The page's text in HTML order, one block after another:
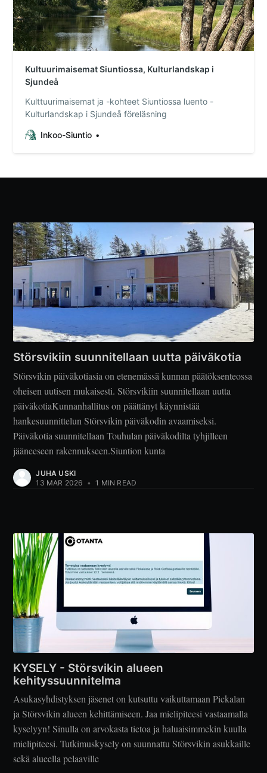
Kultuurimaisemat Siuntiossa, Kulturlandskap i
Sjundeå
Kulttuurimaisemat ja -kohteet Siuntiossa luento -
Kulturlandskap i Sjundeå föreläsning
Inkoo-Siuntio
Störsvikiin suunnitellaan uutta päiväkotia
Störsvikin päiväkotiasia on etenemässä kunnan päätöksenteossa
oheisen uutisen mukaisesti. Störsvikiin suunnitellaan uutta
päiväkotiaKunnanhallitus on päättänyt käynnistää
hankesuunnittelun Störsvikin päiväkodin avaamiseksi.
Päiväkotia suunnitellaan Touhulan päiväkodilta tyhjilleen
jääneeseen rakennukseen.Siuntion kunta
JUHA USKI
13 MAR 2026 • 1 MIN READ
KYSELY - Störsvikin alueen
kehityssuunnitelma
Asukasyhdistyksen jäsenet on kutsuttu vaikuttamaan Pickalan
ja Störsvikin alueen kehittämiseen. Jaa mielipiteesi vastaamalla
kyselyyn! Sinulla on arvokasta tietoa ja haluaisimmekin kuulla
mielipiteesi. Tutkimuskysely on suunnattu Störsvikin asukkaille
sekä alueella pelaaville